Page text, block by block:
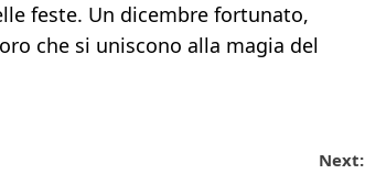
feste. Un dicembre fortunato,
che si uniscono alla magia del
Next: